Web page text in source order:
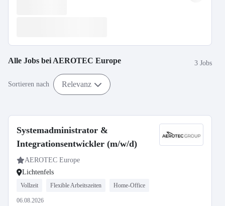
Alle Jobs bei AEROTEC Europe 3 Jobs
Sortieren nach Relevanz
Systemadministrator &
Integrationsentwickler (m/w/d)
AEROTEC Europe
Lichtenfels
Vollzeit Flexible Arbeitszeiten Home-Office
06.08.2026